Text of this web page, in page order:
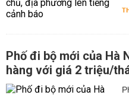
Phố đi bộ mới của Hà
hàng với giá 2 triệu/